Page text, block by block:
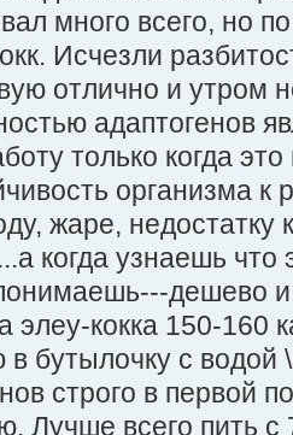
много всего, но
Исчезли
отлично и утром
адаптогенов
только когда
организма к
жаре, недостатку
когда узнаешь что
дешево
элеу-кокка 150-160
в бутылочку с водой
строго в первой
Лучше всего пить с